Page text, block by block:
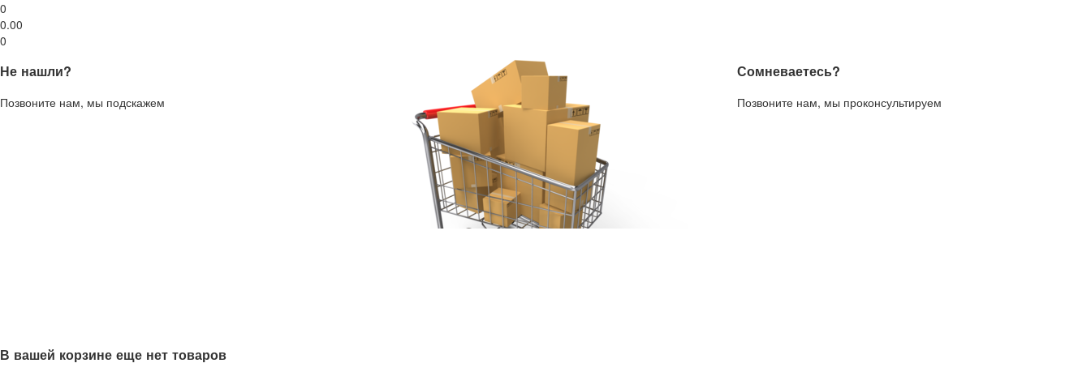
0
0.00
0
Не нашли?
Позвоните нам, мы подскажем
Сомневаетесь?
Позвоните нам, мы проконсультируем
В вашей корзине еще нет товаров